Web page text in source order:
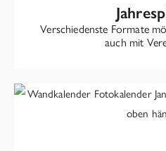
Verschiedenste Formate
auch mit